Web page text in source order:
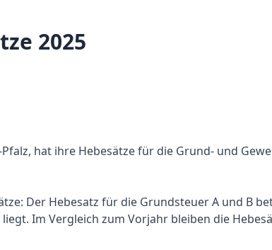
2025
hat ihre Hebesätze für die Grund- und
Der Hebesatz für die Grundsteuer A und B
Im Vergleich zum Vorjahr bleiben die